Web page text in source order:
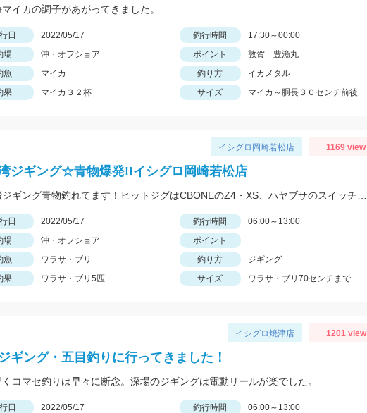
マイカの調子があがってきました。
日 2022/05/17 釣行時間
17:30～00:00
場
沖・オフショア ポイント
敦賀 豊漁丸
魚
マイカ 釣り方
イカメタル
果
マイカ３２杯 サイズ マイカ～胴長３０センチ前後
イシグロ岡崎若松店 1169 view
ジギング☆青物爆発!!イシグロ岡崎若松店
日 2022/05/17 釣行時間
06:00～13:00
場
沖・オフショア
ポイント
魚
ワラサ・ブリ 釣り方
ジギング
果
ワラサ・ブリ5匹 サイズ ワラサ・ブリ70センチまで
イシグロ焼津店 1201 view
ギング・五目釣りに行ってきました！
コマセ釣りは早々に断念。深場のジギングは電動リールが楽でした。
日 2022/05/17 釣行時間
06:00～13:00